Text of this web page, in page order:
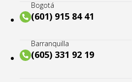
Bogotá
(601) 915 84 41
Barranquilla
(605) 331 92 19